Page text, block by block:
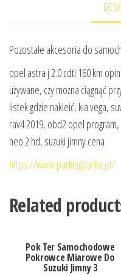
Pozostałe akcesoria do
opel astra j 2.0 cdti 160 km
używane, czy można ciągnąć
listek gdzie nakleić, kia vega,
rav4 2019, obd2 opel
neo 2 hd, suzuki jimny cena
https://www.parkingdarko.pl/
Related
Pok Ter Samochodowe
Pokrowce Miarowe Do
Suzuki Jimny 3